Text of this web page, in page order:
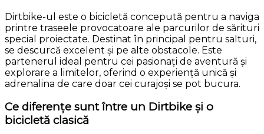
Dirtbike-ul este o bicicletă concepută pentru a naviga
printre traseele provocatoare ale parcurilor de sărituri
special proiectate. Destinat în principal pentru salturi,
se descurcă excelent și pe alte obstacole. Este
partenerul ideal pentru cei pasionați de aventură și
explorare a limitelor, oferind o experiență unică și
adrenalina de care doar cei curajoși se pot bucura.
Ce diferențe sunt între un Dirtbike și o
bicicletă clasică